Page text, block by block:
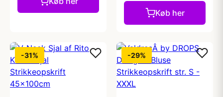
Køb her
-31% -29%